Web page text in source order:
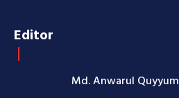
Editor
Md. Anwarul